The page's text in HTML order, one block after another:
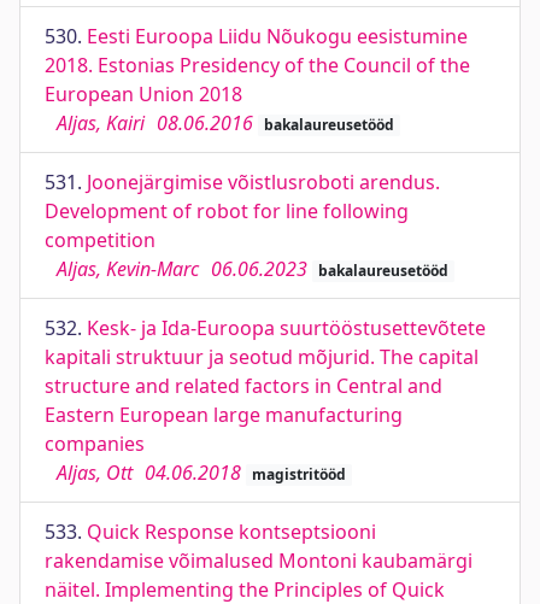
530. Eesti Euroopa Liidu Nõukogu eesistumine
2018. Estonias Presidency of the Council of the
European Union 2018
Aljas, Kairi 08.06.2016 bakalaureusetööd
531. Joonejärgimise võistlusroboti arendus.
Development of robot for line following
competition
Aljas, Kevin-Marc 06.06.2023 bakalaureusetööd
532. Kesk- ja Ida-Euroopa suurtööstusettevõtete
kapitali struktuur ja seotud mõjurid. The capital
structure and related factors in Central and
Eastern European large manufacturing
companies
Aljas, Ott 04.06.2018 magistritööd
533. Quick Response kontseptsiooni
rakendamise võimalused Montoni kaubamärgi
näitel. Implementing the Principles of Quick